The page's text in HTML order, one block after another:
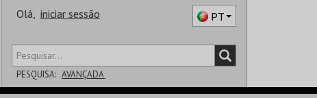
Olá, iniciar sessão PT
PESQUISA: AVANÇADA